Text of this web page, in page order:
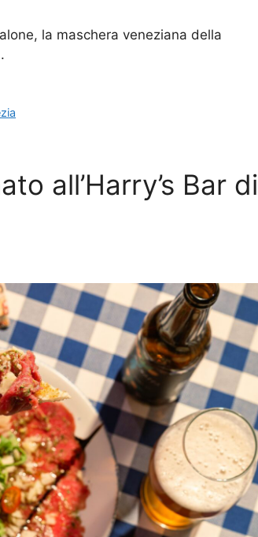
la maschera veneziana della
all’Harry’s Bar di